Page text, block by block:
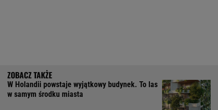
W Holandii powstaje wyjątkowy budynek. To las
w samym środku miasta